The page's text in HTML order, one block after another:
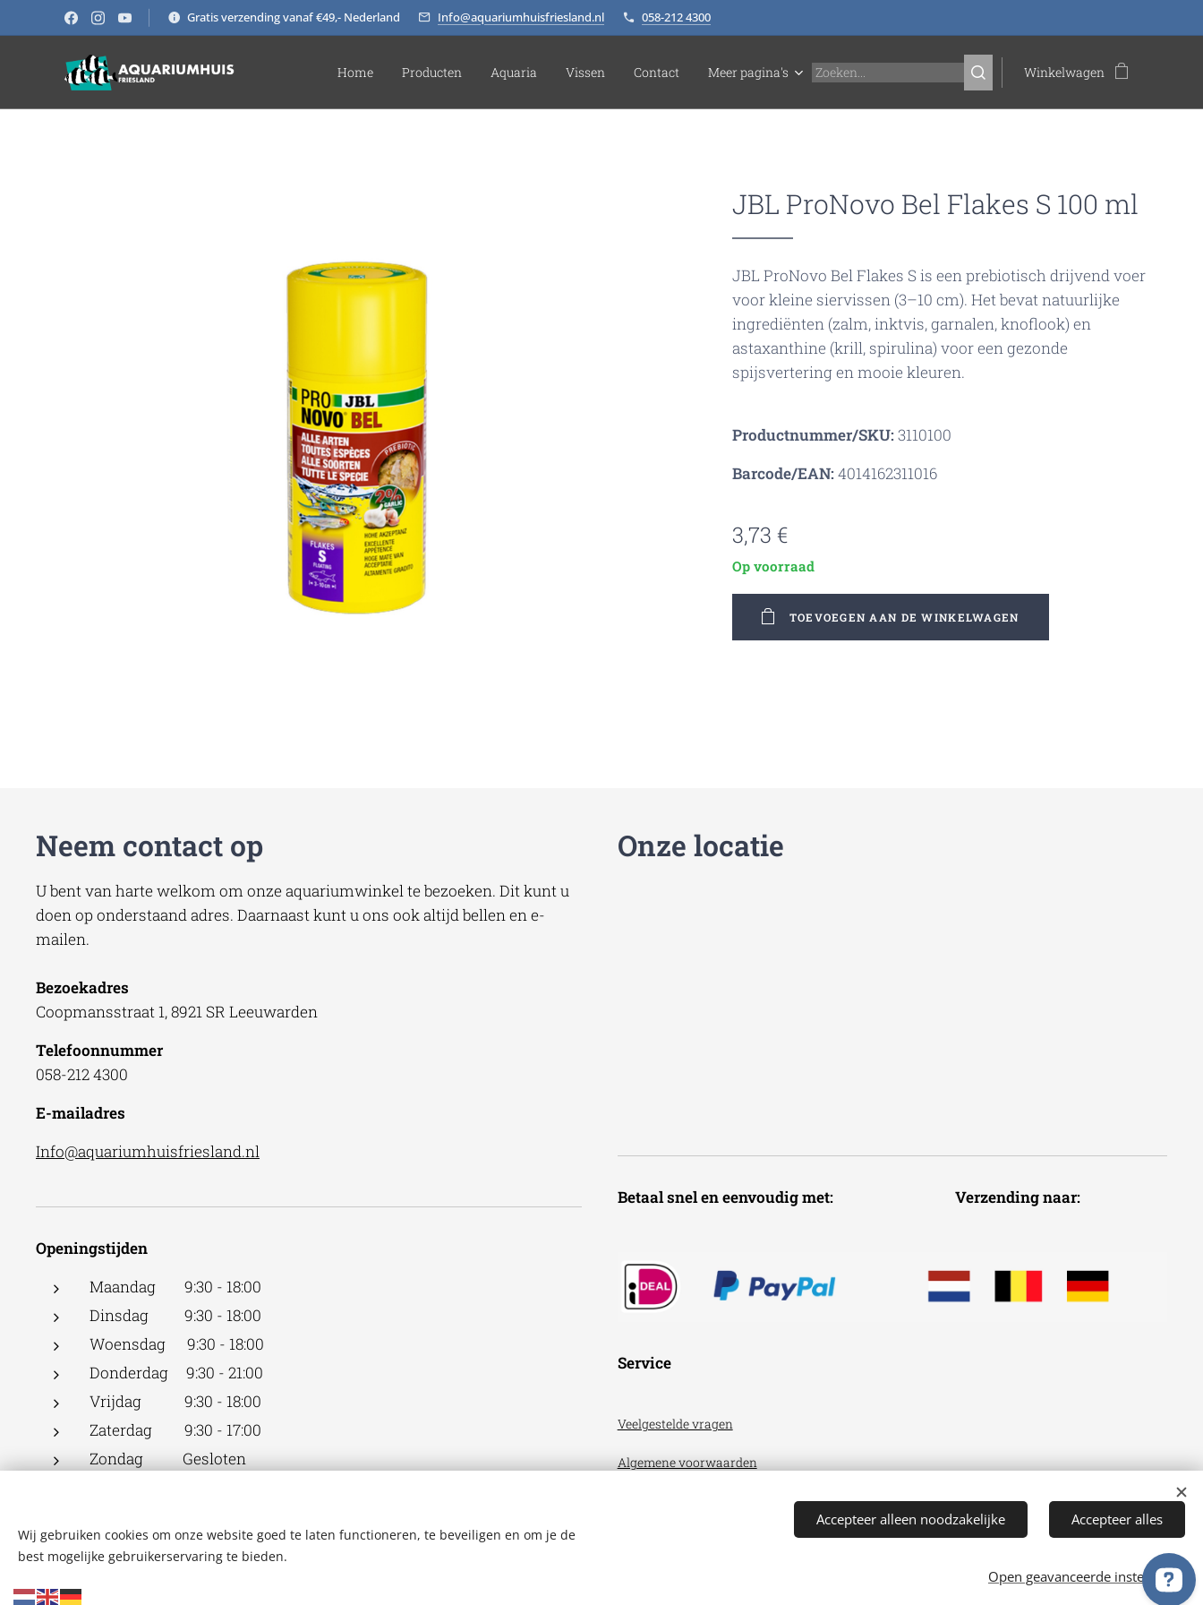
Gratis verzending vanaf €49,- Nederland Info@aquariumhuisfriesland.nl 058-212 4300
Home Producten Aquaria Vissen Contact Meer pagina's Winkelwagen
JBL ProNovo Bel Flakes S 100 ml
JBL ProNovo Bel Flakes S is een prebiotisch drijvend voer
voor kleine siervissen (3–10 cm). Het bevat natuurlijke
ingrediënten (zalm, inktvis, garnalen, knoflook) en
astaxanthine (krill, spirulina) voor een gezonde
spijsvertering en mooie kleuren.
Productnummer/SKU:3110100
Barcode/EAN:4014162311016
3,73 €
Op voorraad
TOEVOEGEN AAN DE WINKELWAGEN
Neem contact op
U bent van harte welkom om onze aquariumwinkel te bezoeken. Dit kunt u
doen op onderstaand adres. Daarnaast kunt u ons ook altijd bellen en e-
mailen.
Bezoekadres
Coopmansstraat 1, 8921 SR Leeuwarden
Telefoonnummer
058-212 4300
E-mailadres
Info@aquariumhuisfriesland.nl
Openingstijden
Maandag 9:30 - 18:00
Dinsdag 9:30 - 18:00
Woensdag 9:30 - 18:00
Donderdag 9:30 - 21:00
Vrijdag 9:30 - 18:00
Zaterdag 9:30 - 17:00
Zondag Gesloten
Onze locatie
Betaal snel en eenvoudig met: Verzending naar:
Service
Veelgestelde vragen
Algemene voorwaarden
Wij gebruiken cookies om onze website goed te laten functioneren, te beveiligen en om je de
best mogelijke gebruikerservaring te bieden.
Accepteer alleen noodzakelijke Accepteer alles
Open geavanceerde instellingen